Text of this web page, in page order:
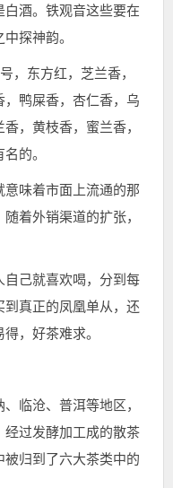
酒。铁观音这些要在
探神韵。
，东方红，芝兰香，
鸭屎香，杏仁香，乌
，黄枝香，蜜兰香，
的。
味着市面上流通的那
着外销渠道的扩张，
己就喜欢喝，分到每
真正的凤凰单从，还
，好茶难求。
临沧、普洱等地区，
过发酵加工成的散茶
归到了六大茶类中的